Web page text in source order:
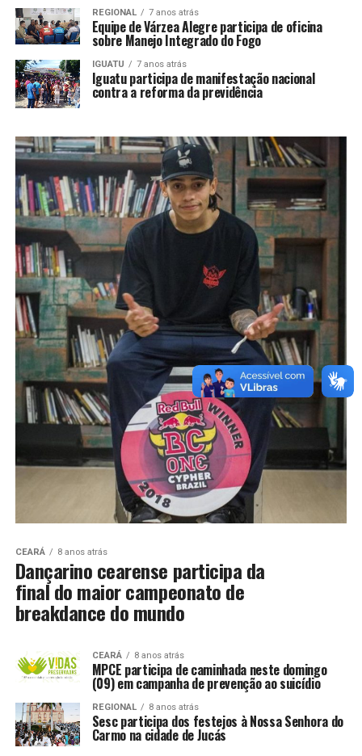
REGIONAL 7 anos atrás
Equipe de Várzea Alegre participa de oficina
sobre Manejo Integrado do Fogo
IGUATU 7 anos atrás
Iguatu participa de manifestação nacional
contra a reforma da previdência
CEARÁ 8 anos atrás
Dançarino cearense participa da
final do maior campeonato de
breakdance do mundo
CEARÁ 8 anos atrás
MPCE participa de caminhada neste domingo
(09) em campanha de prevenção ao suicídio
REGIONAL 8 anos atrás
Sesc participa dos festejos à Nossa Senhora do
Carmo na cidade de Jucás